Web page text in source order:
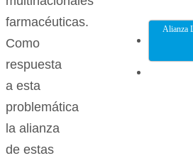
farmacéuticas.
Como
respuesta
a esta
problemática
la alianza
de estas
Alianza